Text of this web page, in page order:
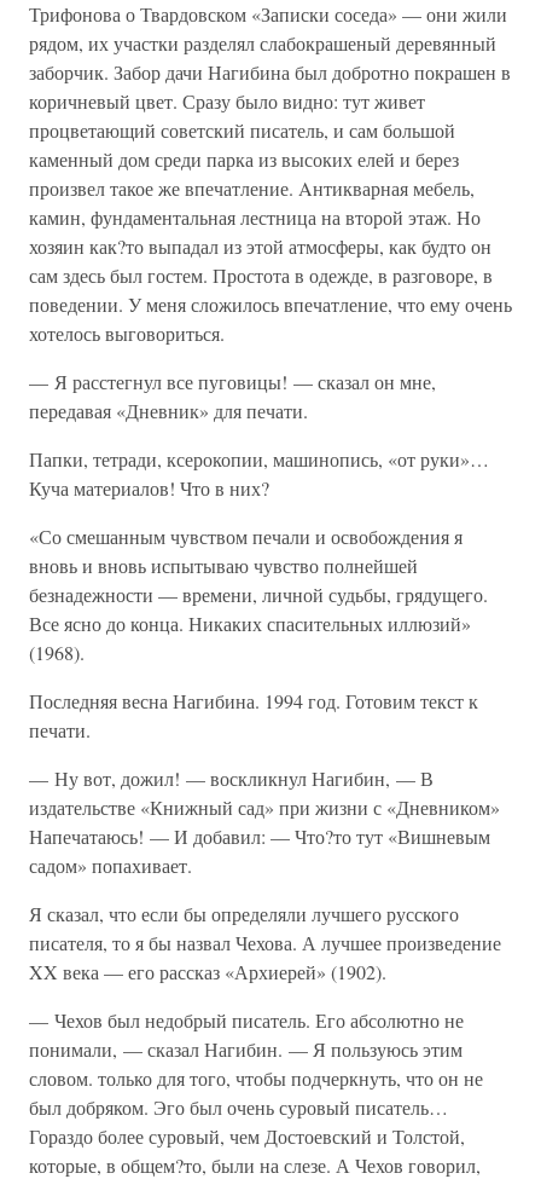
Трифонова о Твардовском «Записки соседа» — они жили
рядом, их участки разделял слабокрашеный деревянный
заборчик. Забор дачи Нагибина был добротно покрашен в
коричневый цвет. Сразу было видно: тут живет
процветающий советский писатель, и сам большой
каменный дом среди парка из высоких елей и берез
произвел такое же впечатление. Aнтикварная мебель,
камин, фундаментальная лестница на второй этаж. Но
хозяин как?то выпадал из этой атмосферы, как будто он
сам здесь был гостем. Простота в одежде, в разговоре, в
поведении. У меня сложилось впечатление, что ему очень
хотелось выговориться.
— Я расстегнул все пуговицы! — сказал он мне,
передавая «Дневник» для печати.
Папки, тетради, ксерокопии, машинопись, «от руки»…
Куча материалов! Что в них?
«Со смешанным чувством печали и освобождения я
вновь и вновь испытываю чувство полнейшей
безнадежности — времени, личной судьбы, грядущего.
Все ясно до конца. Никаких спасительных иллюзий»
(1968).
Последняя весна Нагибина. 1994 год. Готовим текст к
печати.
— Ну вот, дожил! — воскликнул Нагибин, — В
издательстве «Книжный сад» при жизни с «Дневником»
Напечатаюсь! — И добавил: — Что?то тут «Вишневым
садом» попахивает.
Я сказал, что если бы определяли лучшего русского
писателя, то я бы назвал Чехова. А лучшее произведение
XX века — его рассказ «Архиерей» (1902).
— Чехов был недобрый писатель. Его абсолютно не
понимали, — сказал Нагибин. — Я пользуюсь этим
словом. только для того, чтобы подчеркнуть, что он не
был добряком. Эго был очень суровый писатель…
Гораздо более суровый, чем Достоевский и Толстой,
которые, в общем?то, были на слезе. А Чехов говорил,